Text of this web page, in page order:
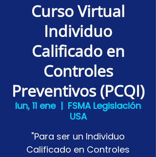
Curso Virtual
Individuo
Calificado en
Controles
Preventivos (PCQI)
lun, 11 ene
  |
FSMA Legislación
USA
"Para ser un Individuo
Calificado en Controles